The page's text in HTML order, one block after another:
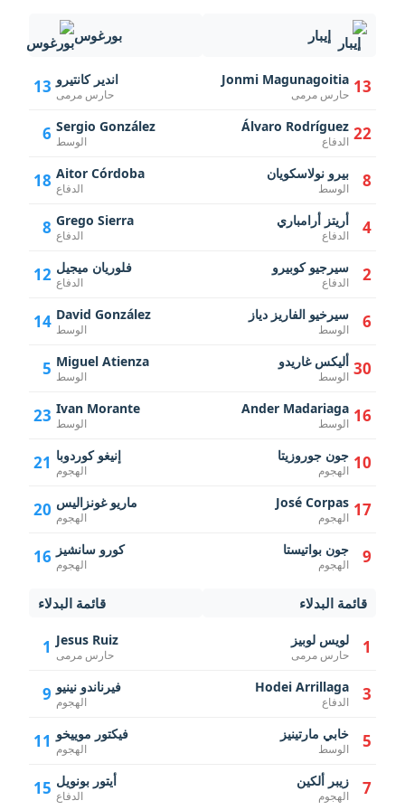
بورغوس
13 اندير كانتيرو
حارس مرمى
6 Sergio González
الوسط
18 Aitor Córdoba
الدفاع
8 Grego Sierra
الدفاع
12 فلوريان ميجيل
الدفاع
14 David González
الوسط
5 Miguel Atienza
الوسط
23 Ivan Morante
الوسط
21 إنيغو كوردوبا
الهجوم
20 ماريو غونزاليس
الهجوم
16 كورو سانشيز
الهجوم
قائمة البدلاء
1 Jesus Ruiz
حارس مرمى
9 فيرناندو نينيو
الهجوم
11 فيكتور موييخو
الهجوم
15 أيتور بونويل
الدفاع
إيبار
13
Jonmi Magunagoitia
حارس مرمى
22
Álvaro Rodríguez
الدفاع
8 بيرو نولاسكويان
الوسط
4 أريتز أرامباري
الدفاع
2 سيرجيو كوبيرو
الدفاع
6 سيرخيو الفاريز دياز
الوسط
30 أليكس غاريدو
الوسط
16
Ander Madariaga
الوسط
10 جون جوروزيتا
الهجوم
17
José Corpas
الهجوم
9 جون بواتيستا
الهجوم
قائمة البدلاء
1 لويس لوبيز
حارس مرمى
3
Hodei Arrillaga
الدفاع
5 خابي مارتينيز
الوسط
7 زيبر ألكين
الهجوم